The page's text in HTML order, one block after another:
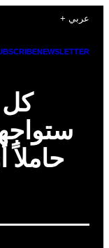
+ عربي
NEWSLETTER
كل
حاملاً